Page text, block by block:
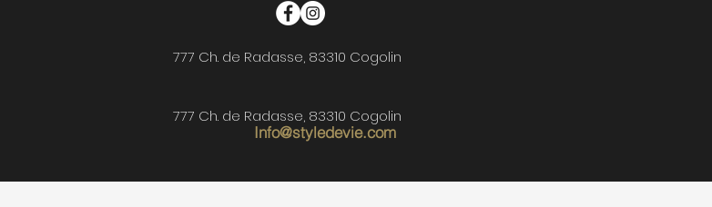
777 Ch. de Radasse, 83310 Cogolin
Info@styledevie.com
777 Ch. de Radasse, 83310 Cogolin